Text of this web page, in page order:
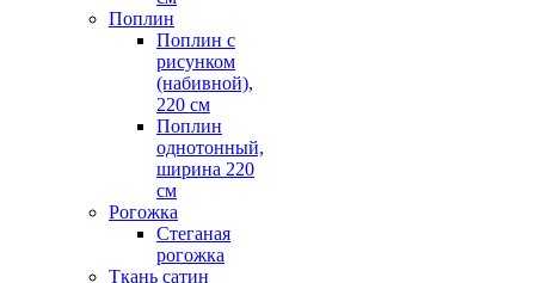
Поплин
Поплин с
рисунком
(набивной),
220 см
Поплин
однотонный,
ширина 220
см
Рогожка
Стеганая
рогожка
Ткань сатин